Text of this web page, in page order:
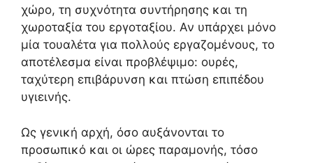
χώρο, τη συχνότητα συντήρησης και τη
χωροταξία του εργοταξίου. Αν υπάρχει μόνο
μία τουαλέτα για πολλούς εργαζομένους, το
αποτέλεσμα είναι προβλέψιμο: ουρές,
ταχύτερη επιβάρυνση και πτώση επιπέδου
υγιεινής.
Ως γενική αρχή, όσο αυξάνονται το
προσωπικό και οι ώρες παραμονής, τόσο